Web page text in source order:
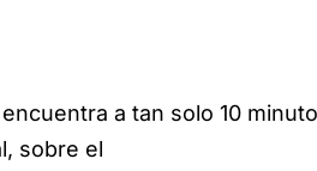
a tan solo 10
sobre el